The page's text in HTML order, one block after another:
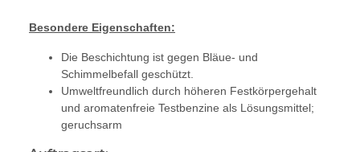
Besondere Eigenschaften:
Die Beschichtung ist gegen Bläue- und
Schimmelbefall geschützt.
Umweltfreundlich durch höheren Festkörpergehalt
und aromatenfreie Testbenzine als Lösungsmittel;
geruchsarm